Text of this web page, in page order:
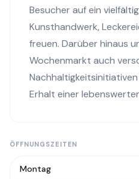
Besucher auf ein
Kunsthandwerk,
freuen. Darüber hinaus
Wochenmarkt auch
Erhalt einer
ÖFFNUNGSZEITEN
Montag